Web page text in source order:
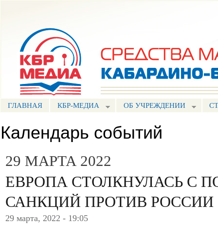
ГЛАВНАЯ КБР-МЕДИА ОБ УЧРЕЖДЕНИИ
Календарь событий
29 МАРТА 2022
ЕВРОПА СТОЛКНУЛАСЬ С
САНКЦИЙ ПРОТИВ РОССИИ
29 марта, 2022 - 19:05